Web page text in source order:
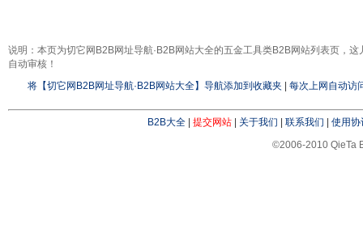
说明：本页为切它网B2B网址导航·B2B网站大全的五金工具类B2B网站列表页，
自动审核！
将【切它网B2B网址导航·B2B网站大全】导航添加到收藏夹
每次上网自动访
B2B大全| 提交网站| 关于我们 联系我们
使用协
©2006-2010 QieTa